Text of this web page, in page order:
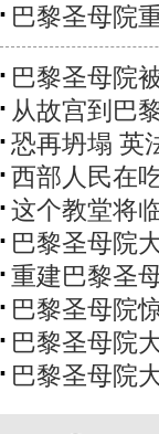
巴黎圣母院
巴黎圣母院
从故宫到巴
恐再坍塌 英
西部人民在
这个教堂将
巴黎圣母院
重建巴黎圣
巴黎圣母院
巴黎圣母院
巴黎圣母院